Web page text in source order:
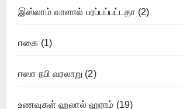
இஸ்லாம் வாளால் பரப்பப்பட்டதா (2)
ஈகை (1)
ஈஸா நபி வரலாறு (2)
உணவுகள் ஹலால் ஹராம் (19)